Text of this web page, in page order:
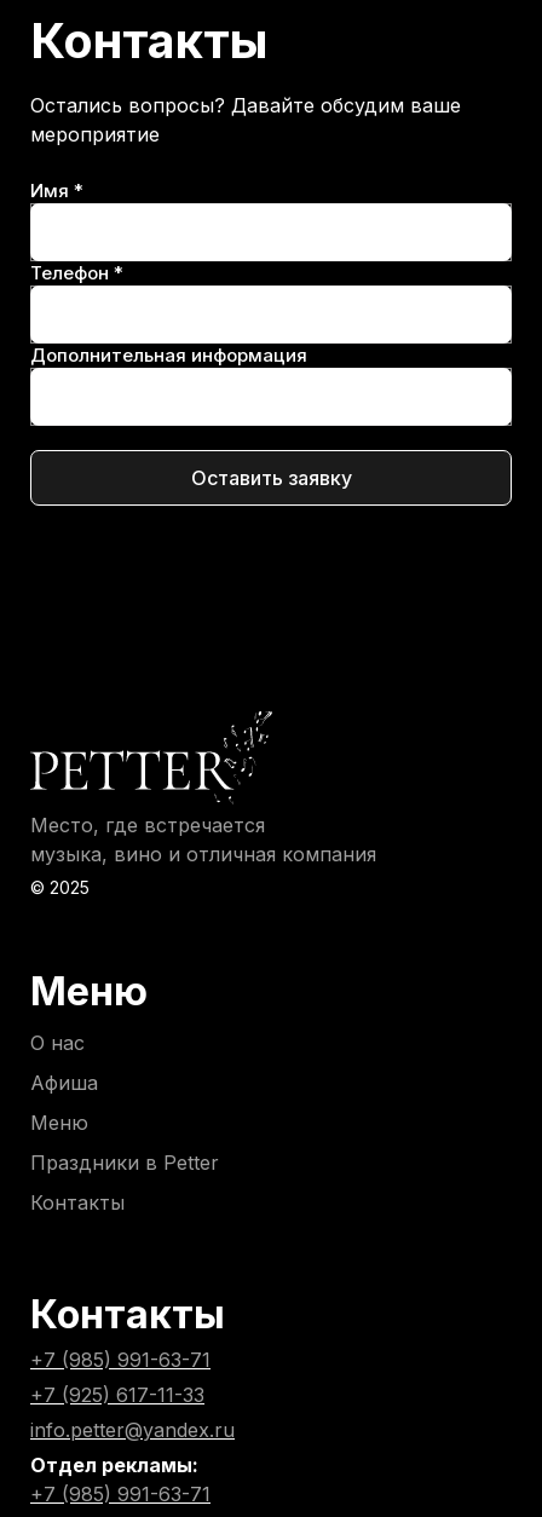
Контакты
Остались вопросы? Давайте обсудим ваше
мероприятие
Имя *
Телефон *
Дополнительная информация
Оставить заявку
Место, где встречается
музыка, вино и отличная компания
© 2025
Меню
О нас
Афиша
Меню
Праздники в Petter
Контакты
Контакты
+7 (985) 991-63-71
+7 (925) 617-11-33
info.petter@yandex.ru
Отдел рекламы:
+7 (985) 991-63-71